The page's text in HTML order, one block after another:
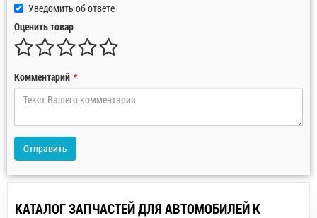
Уведомить об ответе
Оценить товар
Комментарий *
Отправить
КАТАЛОГ ЗАПЧАСТЕЙ ДЛЯ АВТОМОБИЛЕЙ К